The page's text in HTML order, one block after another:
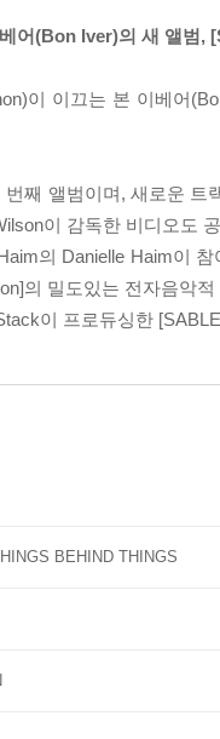
어(Bon Iver)의 새 앨범,
이 이끄는 본 이베어
번째 앨범이며, 새로운
이 감독한 비디오도
의 Danielle Haim이
의 밀도있는 전자음악
이 프로듀싱한
BEHIND THINGS